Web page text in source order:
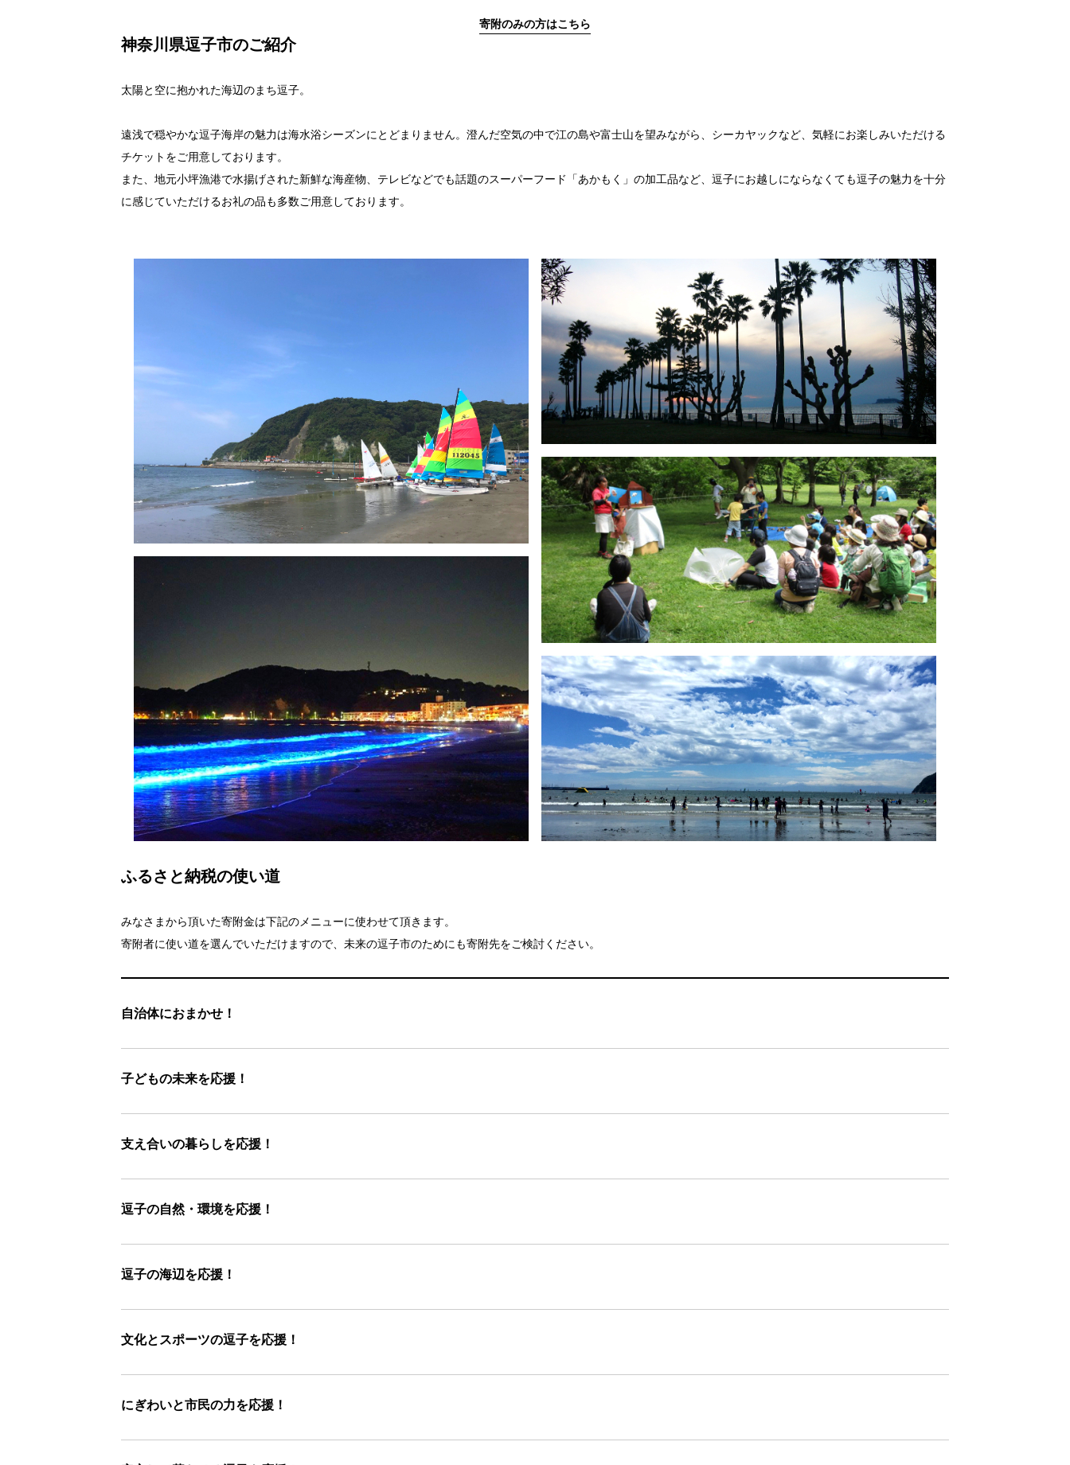
寄附のみの方はこちら
神奈川県逗子市のご紹介
太陽と空に抱かれた海辺のまち逗子。
遠浅で穏やかな逗子海岸の魅力は海水浴シーズンにとどまりません。澄んだ空気の中で江の島や富士山を望みながら、シーカヤックなど、気軽にお楽しみいただける
チケットをご用意しております。
また、地元小坪漁港で水揚げされた新鮮な海産物、テレビなどでも話題のスーパーフード「あかもく」の加工品など、逗子にお越しにならなくても逗子の魅力を十分
に感じていただけるお礼の品も多数ご用意しております。
ふるさと納税の使い道
みなさまから頂いた寄附金は下記のメニューに使わせて頂きます。
寄附者に使い道を選んでいただけますので、未来の逗子市のためにも寄附先をご検討ください。
自治体におまかせ！
子どもの未来を応援！
支え合いの暮らしを応援！
逗子の自然・環境を応援！
逗子の海辺を応援！
文化とスポーツの逗子を応援！
にぎわいと市民の力を応援！